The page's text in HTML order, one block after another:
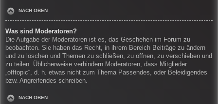
NACH OBEN
Was sind Moderatoren?
Die Aufgabe der Moderatoren ist es, das Geschehen im Forum zu
beobachten. Sie haben das Recht, in ihrem Bereich Beiträge zu ändern
und zu löschen und Themen zu schließen, zu öffnen, zu verschieben und
zu teilen. Üblicherweise verhindern Moderatoren, dass Mitglieder
„offtopic“, d. h. etwas nicht zum Thema Passendes, oder Beleidigendes
bzw. Angreifendes schreiben.
NACH OBEN